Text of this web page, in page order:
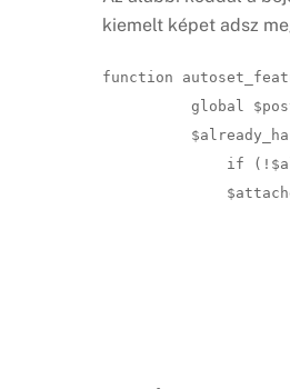
kiemelt képet adsz
function
global
if